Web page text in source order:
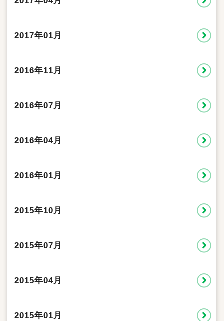
2017年01月
2016年11月
2016年07月
2016年04月
2016年01月
2015年10月
2015年07月
2015年04月
2015年01月